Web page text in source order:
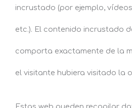
incrustado (por ejemplo,
etc.). El contenido incrustado
comporta exactamente de la
el visitante hubiera visitado la
Estas web pueden recopilar